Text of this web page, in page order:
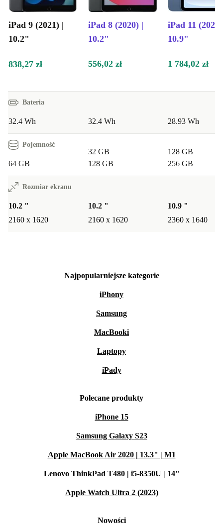
iPad 9 (2021) |
10.2"
iPad 8 (2020) |
10.2"
iPad 11
10.9"
838,27 zł 556,02 zł 1 784,02 zł
Bateria
32.4 Wh 32.4 Wh 28.93 Wh
Pojemność
64 GB
32 GB
128 GB
128 GB
256 GB
Rozmiar ekranu
10.2 "
2160 x 1620
10.2 "
2160 x 1620
10.9 "
2360 x 1640
Najpopularniejsze kategorie
iPhony
Samsung
MacBooki
Laptopy
iPady
Polecane produkty
iPhone 15
Samsung Galaxy S23
Apple MacBook Air 2020 | 13.3" | M1
Lenovo ThinkPad T480 | i5-8350U | 14"
Apple Watch Ultra 2 (2023)
Nowości